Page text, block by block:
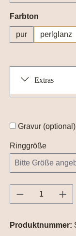
Farbton
pur perlglanz
Extras
Gravur (optional)
Ringgröße
Produkt
Produktnummer: